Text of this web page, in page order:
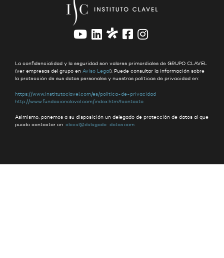
La confidencialidad y la seguridad son valores primordiales de GRUPO CLAVEL
(ver empresas del grupo en Aviso Legal). Puede consultar la información sobre
la protección de sus datos personales y nuestras políticas de privacidad en:
https://www.institutoclavel.com/es/politica-de-privacidad
http://www.fundacionclavel.com/index.htm#contacto
Asimismo, ponemos a su disposición un delegado de protección de datos al que
puede contactar en: clavel@delegado-datos.com.